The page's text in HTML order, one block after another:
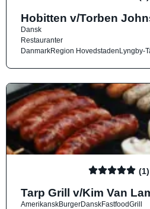
Hobitten v/Torben
Dansk
Restauranter
DanmarkRegion HovedstadenLyngby-
(1)
Tarp Grill v/Kim Van
AmerikanskBurgerDanskFastfoodGrill